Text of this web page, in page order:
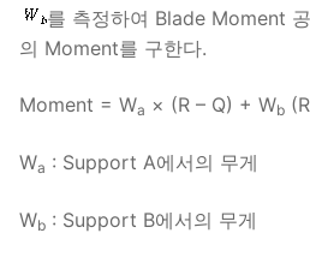
를 측정하여 Blade Moment
의 Moment를 구한다.
Moment = Wa × (R – Q) + Wb
Wa : Support A에서의 무게
Wb : Support B에서의 무게